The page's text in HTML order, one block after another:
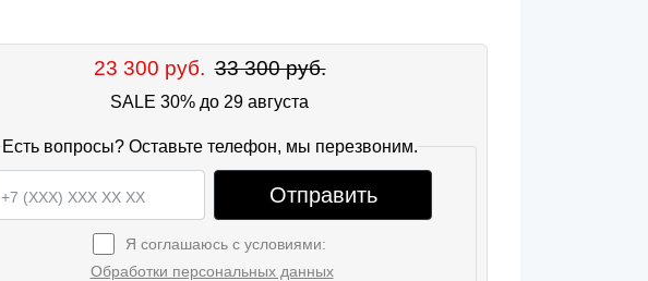
23 300 руб. 33 300 руб.
SALE 30% до 29 августа
Есть вопросы? Оставьте телефон, мы перезвоним.
Отправить
Я соглашаюсь с условиями:
Обработки персональных данных